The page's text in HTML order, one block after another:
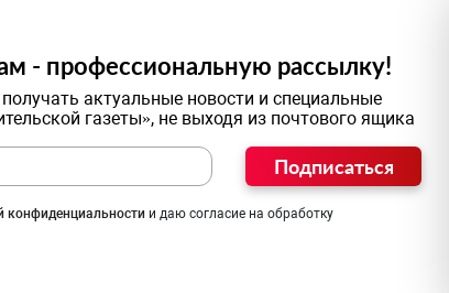
- профессиональную рассылку!
актуальные новости и специальные
газеты», не выходя из почтового ящика
Подписаться
конфиденциальности и даю согласие на обработку